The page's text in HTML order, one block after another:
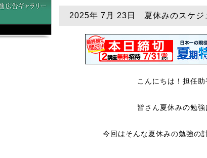
2025年 7月 23日 夏休みのスケジ
こんにちは！担任助
皆さん夏休みの勉
今回はそんな夏休みの勉強の